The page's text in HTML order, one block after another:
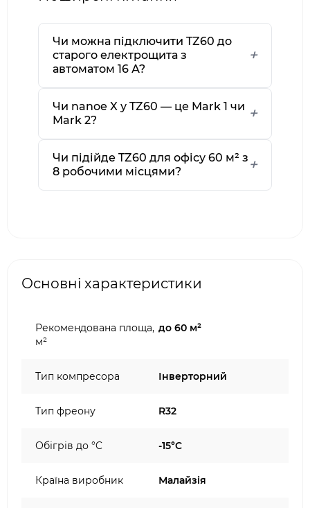
Чи можна підключити TZ60 до
старого електрощита з
автоматом 16 А?
Чи nanoe X у TZ60 — це Mark 1 чи
Mark 2?
Чи підійде TZ60 для офісу 60 м² з
8 робочими місцями?
Основні характеристики
Рекомендована площа,
м²
до 60 м²
Тип компресора Інверторний
Тип фреону R32
Обігрів до °C -15°C
Країна виробник Малайзія